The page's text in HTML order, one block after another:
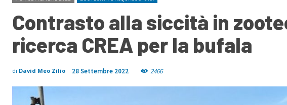
Contrasto alla siccità in
ricerca CREA per la bufala
di David Meo Zilio 28 Settembre 2022 2466